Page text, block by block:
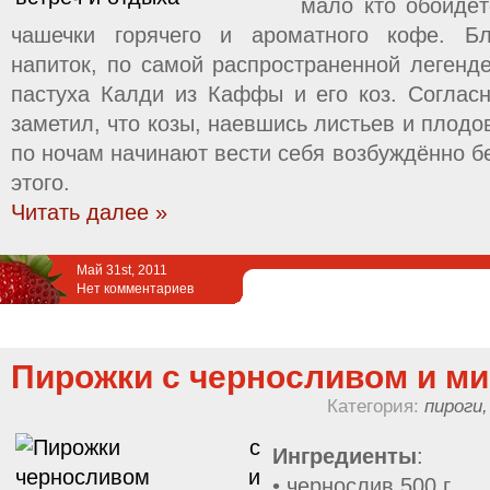
мало кто
чашечки горячего и ароматного кофе.
напиток, по самой распространенной
пастуха Калди из Каффы и его коз.
заметил, что козы, наевшись листьев и
по ночам начинают вести себя возбуждённо
этого.
Читать далее »
Май 31st, 2011
Нет комментариев
Пирожки с черносливом и
Категория:
Ингредиенты: